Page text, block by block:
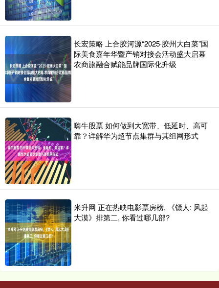
长宏策略 上合胶河源“2025·胶州大白菜”国
际美食嘉年华暨产销对接会活动盛大启幕
农商旅融合赋能品牌国际化升级
嗨牛股票 如何做到大宽带、低延时、高可
靠？详解华为超节点集群与其组网形式
米升网 正在热映电影票房榜, 《镖人: 风起
大漠》排第二, 你看过哪几部?